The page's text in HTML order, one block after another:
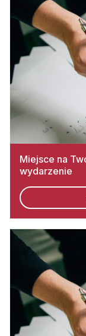
Miejsce na
wydarzenie